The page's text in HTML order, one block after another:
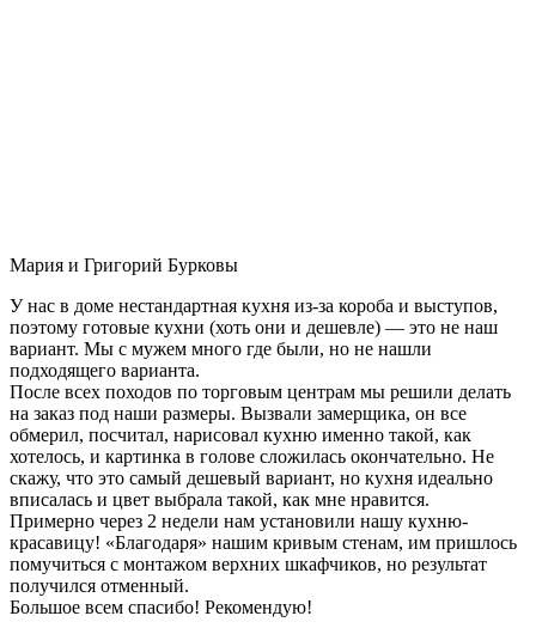
Мария и Григорий Бурковы
У нас в доме нестандартная кухня из-за короба и выступов,
поэтому готовые кухни (хоть они и дешевле) — это не наш
вариант. Мы с мужем много где были, но не нашли
подходящего варианта.
После всех походов по торговым центрам мы решили делать
на заказ под наши размеры. Вызвали замерщика, он все
обмерил, посчитал, нарисовал кухню именно такой, как
хотелось, и картинка в голове сложилась окончательно. Не
скажу, что это самый дешевый вариант, но кухня идеально
вписалась и цвет выбрала такой, как мне нравится.
Примерно через 2 недели нам установили нашу кухню-
красавицу! «Благодаря» нашим кривым стенам, им пришлось
помучиться с монтажом верхних шкафчиков, но результат
получился отменный.
Большое всем спасибо! Рекомендую!